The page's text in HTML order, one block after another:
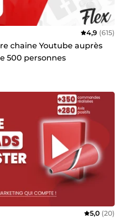
4,9 (615)
chaine Youtube auprès
500 personnes
5,0 (20)